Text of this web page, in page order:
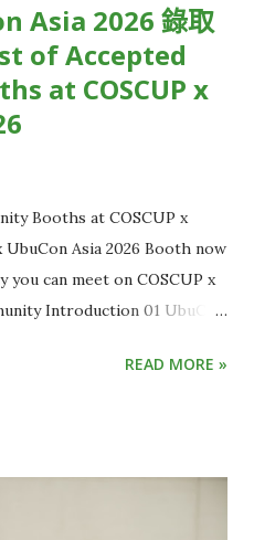
從絕對時間來看，這些狀況都
，觀賞體驗卻大受影響，用
恰當不過。 使用直播串流時，
？原因正是「串流延遲」。 從
間差。 一般來說，有線電視直
、LINE、Twitch 等多數
30 秒，距離延遲秒數低於 3
）標準，還有一大段距
果有限。 但想克服延遲並不容
執行副總李卓軒 Kevin C.H.
Asia 2026 錄取
of Accepted
at COSCUP x
Booths at COSCUP x
UbuCon Asia 2026 Booth now
you can meet on COSCUP x
Introduction 01 UbuCon
User Group x WasmEdge
READ MORE »